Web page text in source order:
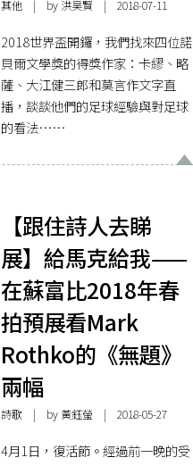
其他| by 洪昊賢| 2018-07-11
2018世界盃開鑼，我們找來四位諾
貝爾文學獎的得獎作家：卡繆、略
薩、大江健三郎和莫言作文字直
播，談談他們的足球經驗與對足球
的看法……
【跟住詩人去睇
展】給馬克給我——
在蘇富比2018年春
拍預展看Mark
Rothko的《無題》
兩幅
詩歌| by 黃鈺螢 | 2018-05-27
4月1日，復活節。經過前一晚的受